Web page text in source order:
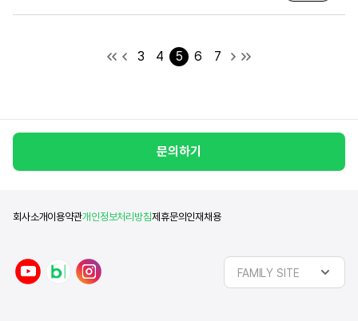
3 4 5 6 7
문의하기
회사소개이용약관개인정보처리방침제휴문의 인재채용
n
a
FAMILY SITE